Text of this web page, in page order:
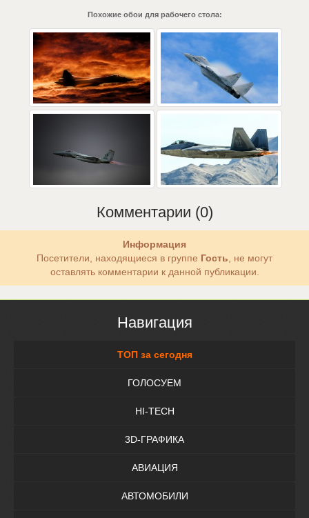
Похожие обои для рабочего стола:
Комментарии (0)
Информация
Посетители, находящиеся в группе Гость , не могут
оставлять комментарии к данной публикации.
Навигация
ТОП за сегодня
ГОЛОСУЕМ
HI-TECH
3D-ГРАФИКА
АВИАЦИЯ
АВТОМОБИЛИ